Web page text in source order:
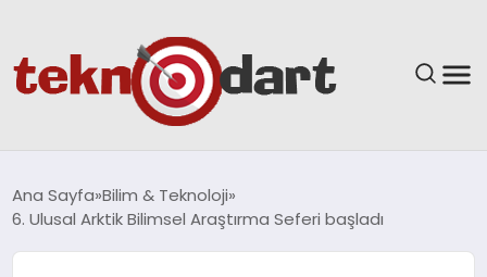
Ana Sayfa Bilim & Teknoloji
6. Ulusal Arktik Bilimsel Araştırma Seferi başladı